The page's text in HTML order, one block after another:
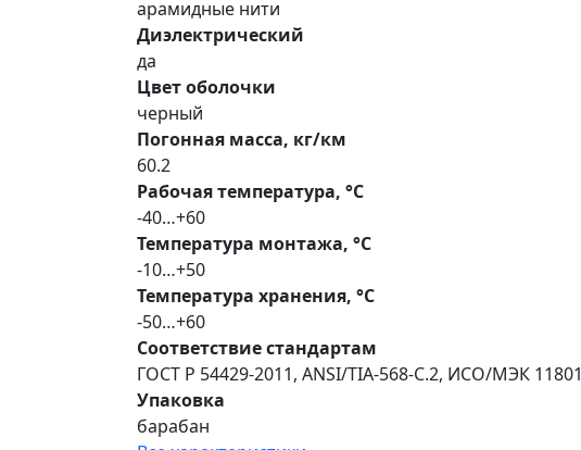
арамидные нити
Диэлектрический
да
Цвет оболочки
черный
Погонная масса, кг/км
60.2
Рабочая температура, °С
-40…+60
Температура монтажа, °С
-10…+50
Температура хранения, °С
-50…+60
Соответствие стандартам
ГОСТ Р 54429-2011, ANSI/TIA-568-С.2, ИСО/МЭК 11801
Упаковка
барабан